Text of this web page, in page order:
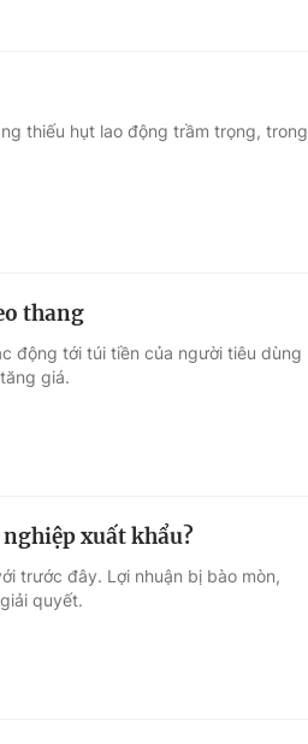
thiếu hụt lao động trầm trọng, trong
thang
động tới túi tiền của người tiêu dùng
giá.
xuất khẩu?
trước đây. Lợi nhuận bị bào mòn,
quyết.